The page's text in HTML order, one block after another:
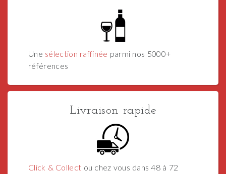
Une sélection raffinée parmi nos 5000+
références
Livraison rapide
Click & Collect ou chez vous dans 48 à 72